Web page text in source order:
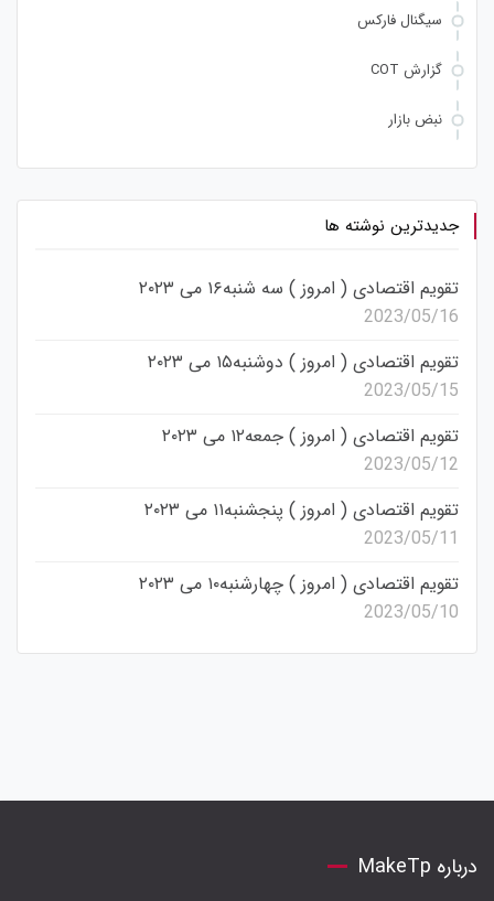
سیگنال فارکس
گزارش COT
نبض بازار
جدیدترین نوشته ها
تقویم اقتصادی ( امروز ) سه شنبه۱۶ می ۲۰۲۳
2023/05/16
تقویم اقتصادی ( امروز ) دوشنبه۱۵ می ۲۰۲۳
2023/05/15
تقویم اقتصادی ( امروز ) جمعه۱۲ می ۲۰۲۳
2023/05/12
تقویم اقتصادی ( امروز ) پنجشنبه۱۱ می ۲۰۲۳
2023/05/11
تقویم اقتصادی ( امروز ) چهارشنبه۱۰ می ۲۰۲۳
2023/05/10
درباره MakeTp